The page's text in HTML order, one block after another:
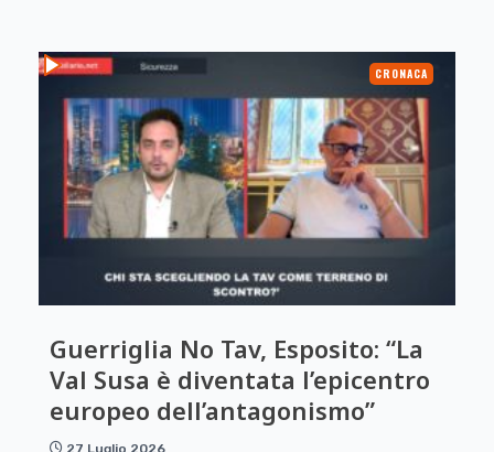
CRONACA
Guerriglia No Tav, Esposito: “La
Val Susa è diventata l’epicentro
europeo dell’antagonismo”
27 Luglio 2026